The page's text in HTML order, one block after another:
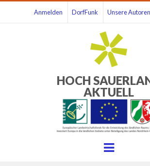
Anmelden DorfFunk Unsere Autoren
HOCH
AKTUELL
Menu